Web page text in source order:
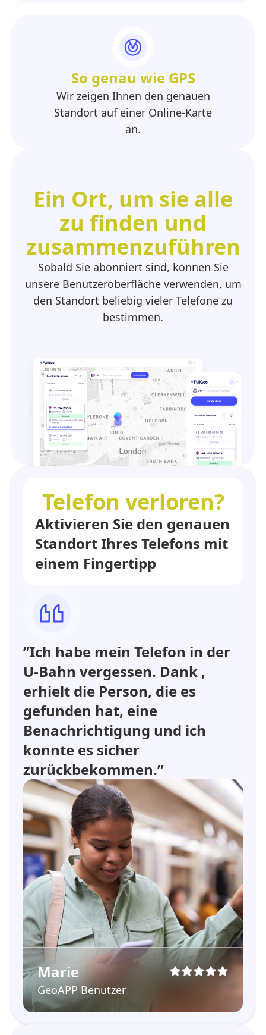
So genau wie GPS
Wir zeigen Ihnen den genauen
Standort auf einer Online-Karte
an.
Ein Ort, um sie alle
zu finden und
zusammenzuführen
Sobald Sie abonniert sind, können Sie
unsere Benutzeroberfläche verwenden, um
den Standort beliebig vieler Telefone zu
bestimmen.
Telefon verloren?
Aktivieren Sie den genauen
Standort Ihres Telefons mit
einem Fingertipp
”Ich habe mein Telefon in der
U-Bahn vergessen. Dank ,
erhielt die Person, die es
gefunden hat, eine
Benachrichtigung und ich
konnte es sicher
zurückbekommen.”
Marie
GeoAPP Benutzer